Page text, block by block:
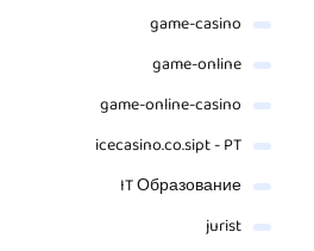
game-casino
game-online
game-online-casino
icecasino.co.sipt - PT
IT Образование
jurist